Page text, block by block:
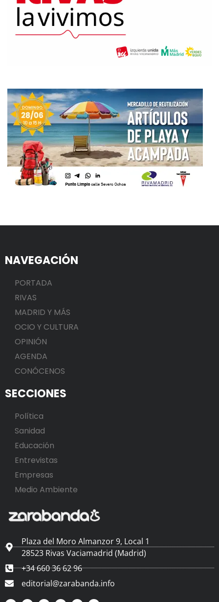
NAVEGACIÓN
PORTADA
RIVAS
MADRID Y MÁS
OCIO Y CULTURA
OPINIÓN
AGENDA
CONÓCENOS
SECCIONES
Política
Sanidad
Educación
Entrevistas
Empresas
Medio Ambiente
Plaza del Moro Almanzor 9, Local 1
28523 Rivas Vaciamadrid (Madrid)
+34 660 36 62 96
editorial@zarabanda.info